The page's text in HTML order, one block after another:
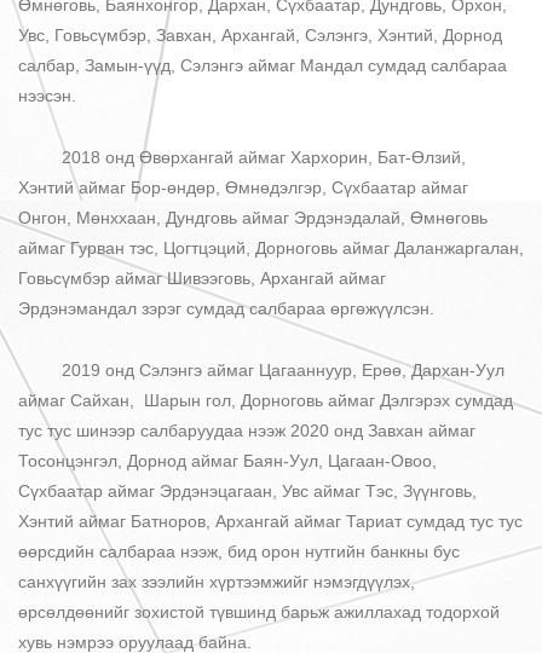
Өмнөговь, Баянхонгор, Дархан, Сүхбаатар, Дундговь, Орхон,
Увс, Говьсүмбэр, Завхан, Архангай, Сэлэнгэ, Хэнтий, Дорнод
салбар, Замын-үүд, Сэлэнгэ аймаг Мандал сумдад салбараа
нээсэн.
2018 онд Өвөрхангай аймаг Хархорин, Бат-Өлзий,
Хэнтий аймаг Бор-өндөр, Өмнөдэлгэр, Сүхбаатар аймаг
Онгон, Мөнххаан, Дундговь аймаг Эрдэнэдалай, Өмнөговь
аймаг Гурван тэс, Цогтцэций, Дорноговь аймаг Даланжаргалан,
Говьсүмбэр аймаг Шивээговь, Архангай аймаг
Эрдэнэмандал зэрэг сумдад салбараа өргөжүүлсэн.
2019 онд Сэлэнгэ аймаг Цагааннуур, Ерөө, Дархан-Уул
аймаг Сайхан, Шарын гол, Дорноговь аймаг Дэлгэрэх сумдад
тус тус шинээр салбаруудаа нээж 2020 онд Завхан аймаг
Тосонцэнгэл, Дорнод аймаг Баян-Уул, Цагаан-Овоо,
Сүхбаатар аймаг Эрдэнэцагаан, Увс аймаг Тэс, Зүүнговь,
Хэнтий аймаг Батноров, Архангай аймаг Тариат сумдад тус тус
өөрсдийн салбараа нээж, бид орон нутгийн банкны бус
санхүүгийн зах зээлийн хүртээмжийг нэмэгдүүлэх,
өрсөлдөөнийг зохистой түвшинд барьж ажиллахад тодорхой
хувь нэмрээ оруулаад байна.